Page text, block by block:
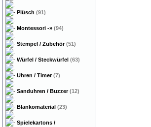
Plüsch (91)
Montessori -» (94)
Stempel / Zubehör(51)
Würfel / Steckwürfel (63)
Uhren / Timer(7)
Sanduhren / Buzzer(12)
Blankomaterial (23)
Spielekartons /